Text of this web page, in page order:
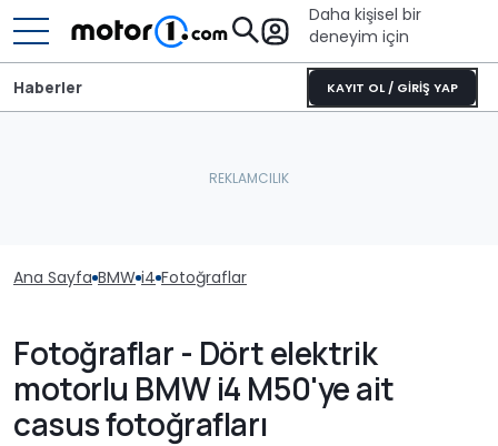
Daha kişisel bir
deneyim için
KAYIT OL / GİRİŞ YAP
Haberler
Ana Sayfa BMW i4 Fotoğraflar
Fotoğraflar - Dört elektrik
motorlu BMW i4 M50'ye ait
casus fotoğrafları